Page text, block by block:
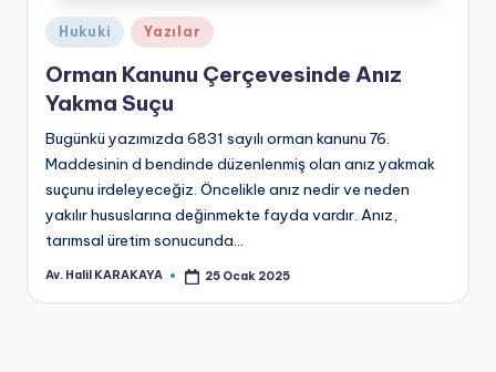
Posted
Hukuki Yazılar
Orman Kanunu Çerçevesinde Anız
Yakma Suçu
Bugünkü yazımızda 6831 sayılı orman kanunu 76.
Maddesinin d bendinde düzenlenmiş olan anız yakmak
suçunu irdeleyeceğiz. Öncelikle anız nedir ve neden
yakılır hususlarına değinmekte fayda vardır. Anız,
tarımsal üretim sonucunda…
Posted
Av. Halil KARAKAYA 25 Ocak 2025